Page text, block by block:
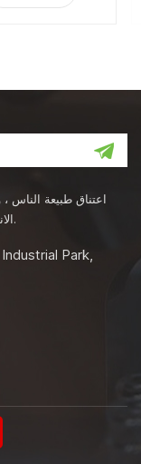
الانسجام في البيئة. وراء الاحتياجات ، نتطلع إلى الأفعال.